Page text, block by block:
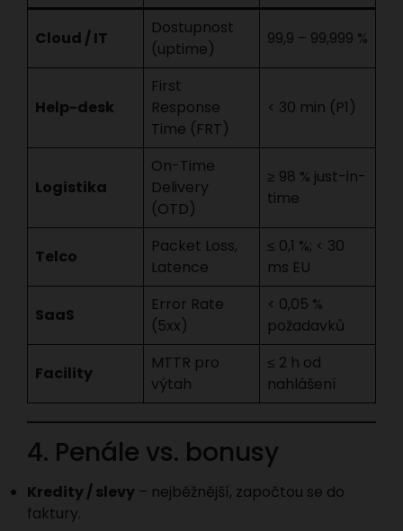
Cloud / IT
Dostupnost
(uptime)
99,9 – 99,999 %
Help-desk
First
Response
Time (FRT)
< 30 min (P1)
Logistika
On-Time
Delivery
(OTD)
≥ 98 % just-in-
time
Telco
Packet Loss,
Latence
≤ 0,1 %; < 30
ms EU
SaaS
Error Rate
(5xx)
< 0,05 %
požadavků
Facility
MTTR pro
výtah
≤ 2 h od
nahlášení
4. Penále vs. bonusy
Kredity / slevy – nejběžnější, započtou se do
faktury.